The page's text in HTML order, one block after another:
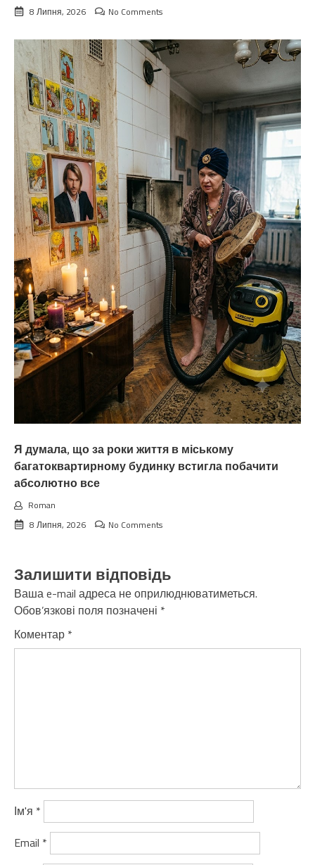
8 Липня, 2026
No Comments
Я думала, що за роки життя в міському
багатоквартирному будинку встигла побачити
абсолютно все
Roman
8 Липня, 2026
No Comments
Залишити відповідь
Ваша e-mail адреса не оприлюднюватиметься.
Обов’язкові поля позначені *
Коментар *
Ім'я *
Email *